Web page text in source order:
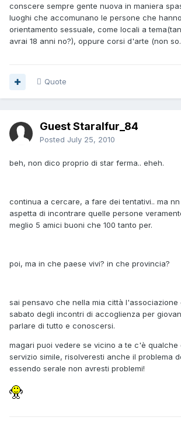
conscere sempre gente nuova in maniera
luoghi che accomunano le persone che
orientamento sessuale, come locali a
avrai 18 anni no?), oppure corsi d'arte (non
Quote
Guest Staralfur_84
Posted July 25, 2010
beh, non dico proprio di star ferma.. eheh.
continua a cercare, a fare dei tentativi.. ma
aspetta di incontrare quelle persone
meglio 5 amici buoni che 100 tanto per.
poi, ma in che paese vivi? in che provincia?
sai pensavo che nella mia città l'associazione
sabato degli incontri di accoglienza per
parlare di tutto e conoscersi.
magari puoi vedere se vicino a te c'è qualche
servizio simile, risolveresti anche il problema
essendo serale non avresti problemi!